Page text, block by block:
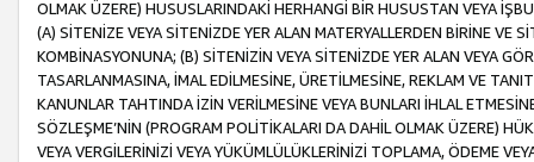
OLMAK ÜZERE) HUSUSLARINDAKİ HERHANGİ BİR HUSUSTAN VEYA
(A) SİTENİZE VEYA SİTENİZDE YER ALAN MATERYALLERDEN BİRİNE VE
KOMBİNASYONUNA; (B) SİTENİZİN VEYA SİTENİZDE YER ALAN VEYA
TASARLANMASINA, İMAL EDİLMESİNE, ÜRETİLMESİNE, REKLAM VE
KANUNLAR TAHTINDA İZİN VERİLMESİNE VEYA BUNLARI İHLAL
SÖZLEŞME’NİN (PROGRAM POLİTİKALARI DA DAHİL OLMAK ÜZERE)
VEYA VERGİLERİNİZİ VEYA YÜKÜMLÜLÜKLERİNİZİ TOPLAMA, ÖDEME